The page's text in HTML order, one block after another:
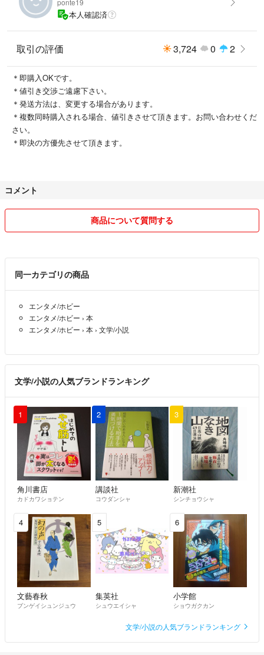
ponte19
本人確認済
取引の評価 3,724 0 2
＊即購入OKです。
＊値引き交渉ご遠慮下さい。
＊発送方法は、変更する場合があります。
＊複数同時購入される場合、値引きさせて頂きます。お問い合わせくだ
さい。
＊即決の方優先させて頂きます。
コメント
商品について質問する
同一カテゴリの商品
エンタメ/ホビー
エンタメ/ホビー › 本
エンタメ/ホビー › 本 › 文学/小説
文学/小説の人気ブランドランキング
1
角川書店
カドカワショテン
2
講談社
コウダンシャ
3
新潮社
シンチョウシャ
4
文藝春秋
ブンゲイシュンジュウ
5
集英社
シュウエイシャ
6
小学館
ショウガクカン
文学/小説の人気ブランドランキング